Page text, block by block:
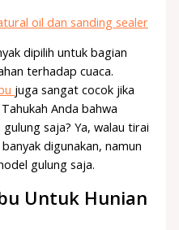
dipilih untuk bagian
terhadap cuaca.
juga sangat cocok jika
Anda bahwa
saja? Ya, walau tirai
digunakan, namun
gulung saja.
Untuk Hunian